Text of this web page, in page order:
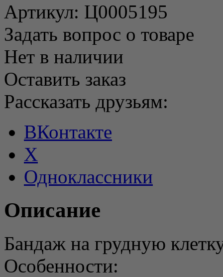
Артикул: Ц0005195
Задать вопрос о товаре
Нет в наличии
Оставить заказ
Рассказать друзьям:
ВКонтакте
X
Одноклассники
Описание
Бандаж на грудную
Особенности: